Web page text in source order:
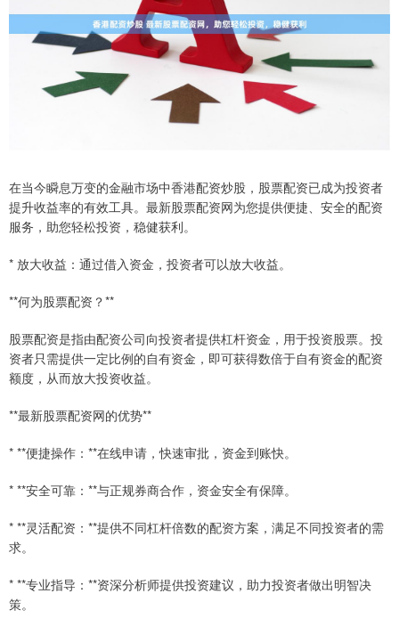
在当今瞬息万变的金融市场中香港配资炒股，股票配资已成为投资者
提升收益率的有效工具。最新股票配资网为您提供便捷、安全的配资
服务，助您轻松投资，稳健获利。
* 放大收益：通过借入资金，投资者可以放大收益。
**何为股票配资？**
股票配资是指由配资公司向投资者提供杠杆资金，用于投资股票。投
资者只需提供一定比例的自有资金，即可获得数倍于自有资金的配资
额度，从而放大投资收益。
**最新股票配资网的优势**
* **便捷操作：**在线申请，快速审批，资金到账快。
* **安全可靠：**与正规券商合作，资金安全有保障。
* **灵活配资：**提供不同杠杆倍数的配资方案，满足不同投资者的需
求。
* **专业指导：**资深分析师提供投资建议，助力投资者做出明智决
策。